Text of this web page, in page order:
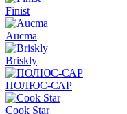
Finist
Aucma
Briskly
ПОЛЮС-САР
Cook Star